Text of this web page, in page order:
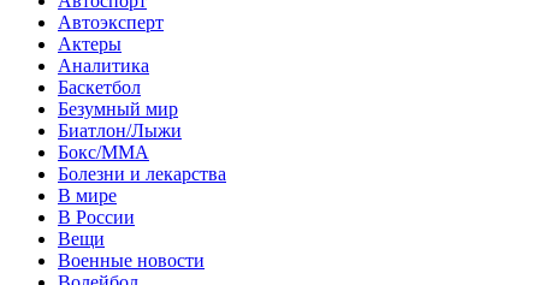
Автоэксперт
Актеры
Аналитика
Баскетбол
Безумный мир
Биатлон/Лыжи
Бокс/MMA
Болезни и лекарства
В мире
В России
Вещи
Военные новости